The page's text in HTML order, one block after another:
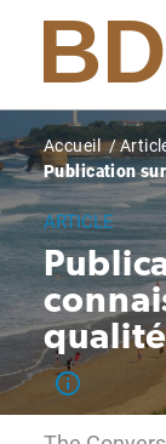
contenu
Fil
d'Ariane
Accueil
Publication
ARTICLE
Panneau de